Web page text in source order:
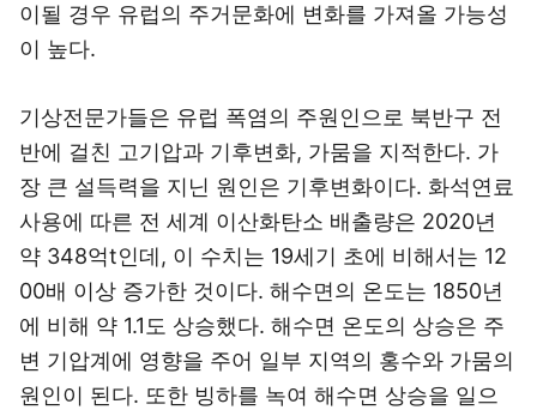
이될 경우 유럽의 주거문화에 변화를 가져올 가능성
이 높다.
기상전문가들은 유럽 폭염의 주원인으로 북반구 전
반에 걸친 고기압과 기후변화, 가뭄을 지적한다. 가
장 큰 설득력을 지닌 원인은 기후변화이다. 화석연료
사용에 따른 전 세계 이산화탄소 배출량은 2020년
약 348억t인데, 이 수치는 19세기 초에 비해서는 12
00배 이상 증가한 것이다. 해수면의 온도는 1850년
에 비해 약 1.1도 상승했다. 해수면 온도의 상승은 주
변 기압계에 영향을 주어 일부 지역의 홍수와 가뭄의
원인이 된다. 또한 빙하를 녹여 해수면 상승을 일으